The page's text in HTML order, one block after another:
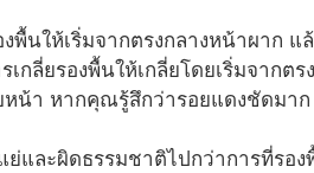
พื้นให้เริ่มจากตรงกลางหน้าผาก แ
เกลี่ยรองพื้นให้เกลี่ยโดยเริ่มจา
น้า หากคุณรู้สึกว่ารอยแดงชัดมาก
ย่และผิดธรรมชาติไปกว่าการที่รอ